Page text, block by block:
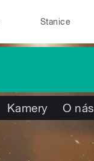
Stanice
Kamery O nás